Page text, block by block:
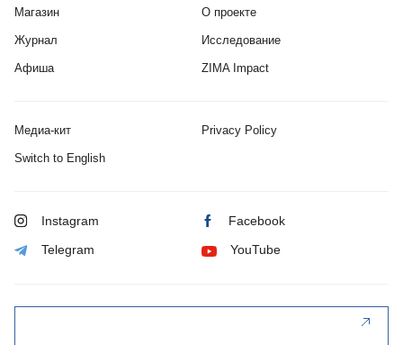
Магазин
Журнал
Афиша
О проекте
Исследование
ZIMA Impact
Медиа-кит Privacy Policy
Switch to English
Instagram Facebook
Telegram YouTube